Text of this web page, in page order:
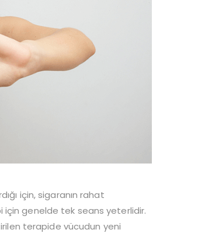
için, sigaranın rahat
için genelde tek seans yeterlidir.
terapide vücudun yeni